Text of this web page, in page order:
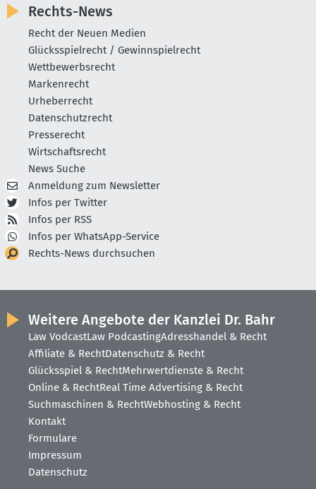
Rechts-News
Recht der Neuen Medien
Glücksspielrecht / Gewinnspielrecht
Wettbewerbsrecht
Markenrecht
Urheberrecht
Datenschutzrecht
Presserecht
Wirtschaftsrecht
News Suche
Anmeldung zum Newsletter
Infos per Twitter
Infos per RSS
Infos per WhatsApp-Service
Rechts-News durchsuchen
Weitere Angebote der Kanzlei Dr. Bahr
Law VodcastLaw PodcastingAdresshandel & Recht
Affiliate & RechtDatenschutz & Recht
Glücksspiel & RechtMehrwertdienste & Recht
Online & RechtReal Time Advertising & Recht
Suchmaschinen & RechtWebhosting & Recht
Kontakt
Formulare
Impressum
Datenschutz